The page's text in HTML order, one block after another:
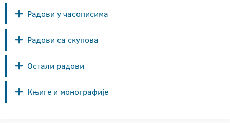
Радови у часописима
Радови са скупова
Остали радови
Књиге и монографије